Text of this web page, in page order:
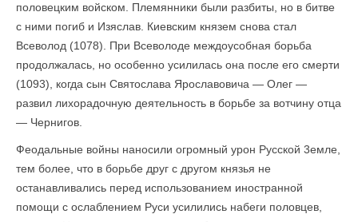
половецким войском. Племянники были разбиты, но в битве
с ними погиб и Изяслав. Киевским князем снова стал
Всеволод (1078). При Всеволоде междоусобная борьба
продолжалась, но особенно усилилась она после его смерти
(1093), когда сын Святослава Ярославовича — Олег —
развил лихорадочную деятельность в борьбе за вотчину отца
— Чернигов.
Феодальные войны наносили огромный урон Русской 3емле,
тем более, что в борьбе друг с другом князья не
останавливались перед использованием иностранной
помощи с ослаблением Руси усилились набеги половцев,